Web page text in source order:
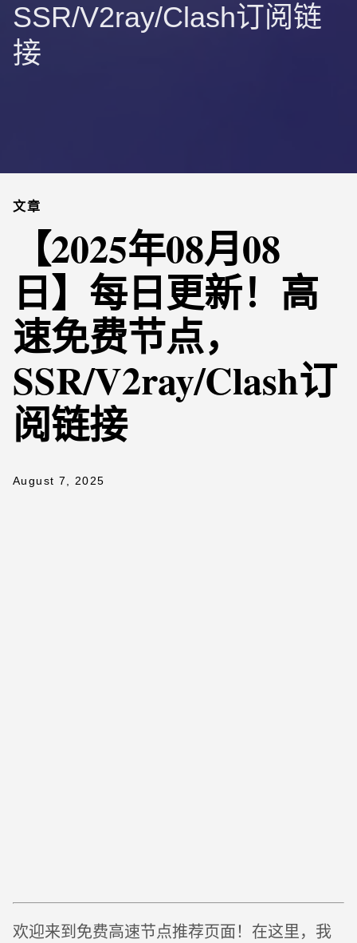
SSR/V2ray/Clash订阅链
接
文章
【2025年08月08
日】每日更新！高
速免费节点，
SSR/V2ray/Clash订
阅链接
August 7, 2025
欢迎来到免费高速节点推荐页面！在这里，我